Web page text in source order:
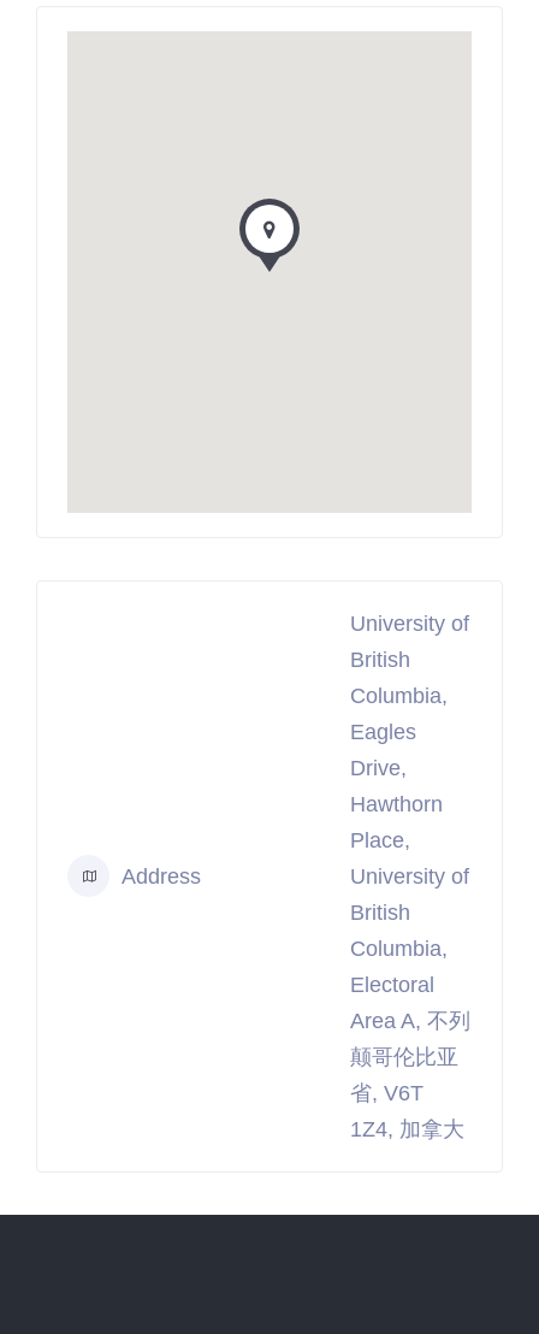
Address
University of
British
Columbia,
Eagles
Drive,
Hawthorn
Place,
University of
British
Columbia,
Electoral
Area A, 不列
颠哥伦比亚
省, V6T
1Z4, 加拿大